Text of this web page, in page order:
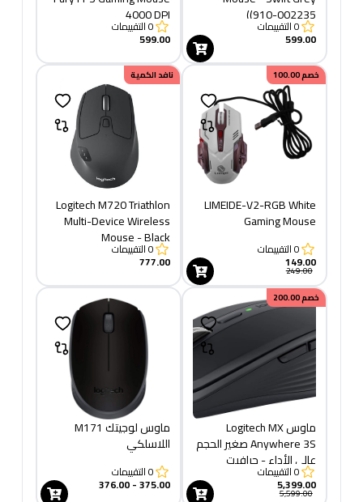
(910-002235)
0التقييمات
599.00
4000 DPI
0التقييمات
599.00
خصم100.00
LIMEIDE-V2-RGB White
Gaming Mouse
0التقييمات
149.00
249.00
نافد الكمية
Logitech M720 Triathlon
Multi-Device Wireless
Mouse - Black
0التقييمات
777.00
خصم200.00
ماوس Logitech MX
Anywhere 3S صغير الحجم
عالي الأداء - جرافيت
0التقييمات
5,399.00
5,599.00
ماوس لوجيتك M171
اللاسلكي
0التقييمات
375.00 - 376.00